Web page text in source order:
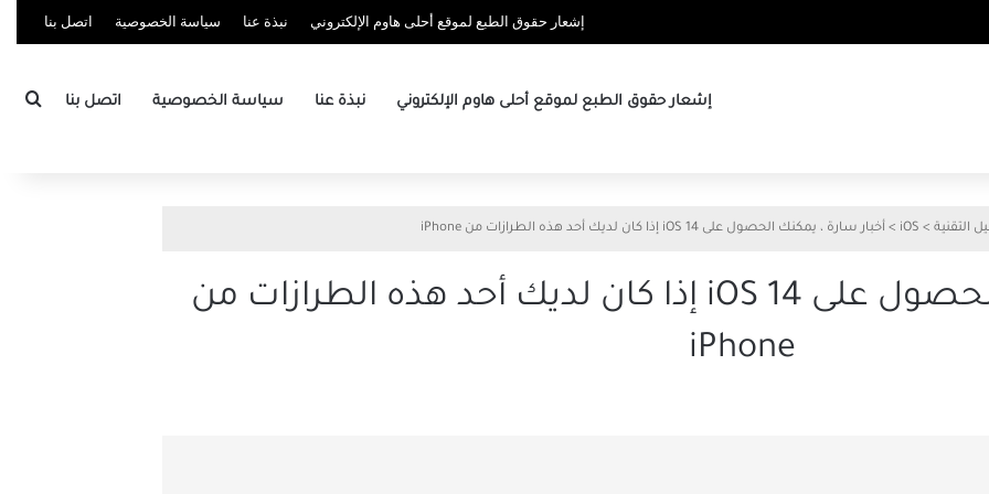
إشعار حقوق الطبع لموقع أحلى هاوم الإلكتروني نبذة عنا سياسة الخصوصية اتصل بنا
إشعار حقوق الطبع لموقع أحلى هاوم الإلكتروني نبذة عنا سياسة الخصوصية اتصل بنا
التقنية >
iOS
> أخبار سارة ، يمكنك الحصول على iOS 14 إذا كان لديك أحد هذه الطرازات من iPhone
أخبار سارة ، يمكنك الحصول على iOS 14 إذا كان لديك أحد هذه الطرازات من
iPhone